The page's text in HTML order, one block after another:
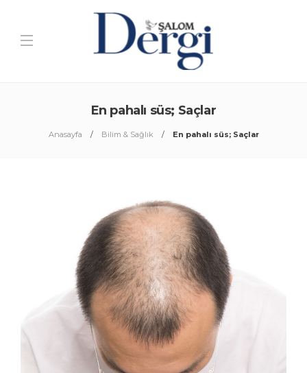
En pahalı süs; Saçlar
Anasayfa Bilim & Sağlık En pahalı süs; Saçlar